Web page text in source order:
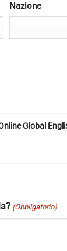
Nazione
Global
(Obbligatorio)